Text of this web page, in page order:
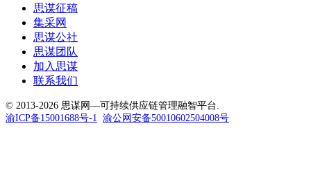
思谋征稿
集采网
思谋公社
思谋团队
加入思谋
联系我们
© 2013-2026 思谋网—可持续供应链管理融智平台.
渝ICP备15001688号-1
渝公网安备50010602504008号